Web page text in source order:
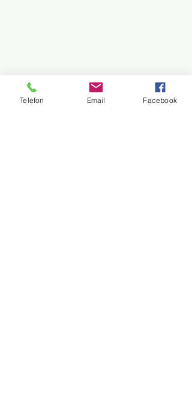
Telefon Email Facebook